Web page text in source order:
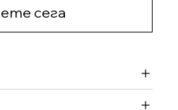
сега